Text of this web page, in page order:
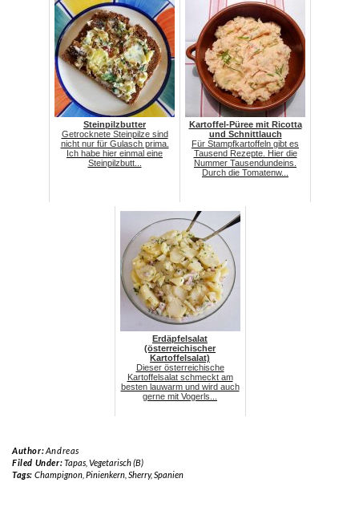
Steinpilzbutter
Getrocknete Steinpilze sind
nicht nur für Gulasch prima.
Ich habe hier einmal eine
Steinpilzbutt...
Kartoffel-Püree mit Ricotta
und Schnittlauch
Für Stampfkartoffeln gibt es
Tausend Rezepte. Hier die
Nummer Tausendundeins.
Durch die Tomatenw...
Erdäpfelsalat
(österreichischer
Kartoffelsalat)
Dieser österreichische
Kartoffelsalat schmeckt am
besten lauwarm und wird auch
gerne mit Vogerls...
Author:Andreas
Filed Under:Tapas, Vegetarisch (B)
Tags: Champignon, Pinienkern, Sherry, Spanien